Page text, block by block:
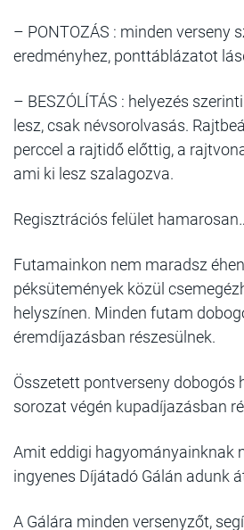
– PONTOZÁS : minden verseny
eredményhez, ponttáblázatot
– BESZÓLÍTÁS : helyezés
lesz, csak névsorolvasás.
perccel a rajtidő előttig, a
ami ki lesz szalagozva.
Regisztrációs felület
Futamainkon nem maradsz
péksütemények közül
helyszínen. Minden futam
éremdíjazásban részesülnek.
Összetett pontverseny dobogós
sorozat végén kupadíjazásban
Amit eddigi hagyományainknak
ingyenes Díjátadó Gálán adunk
A Gálára minden versenyzőt,